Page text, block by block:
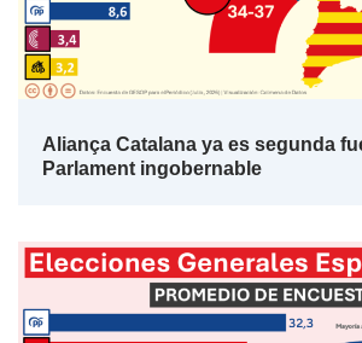
Aliança Catalana ya es segunda
Parlament ingobernable